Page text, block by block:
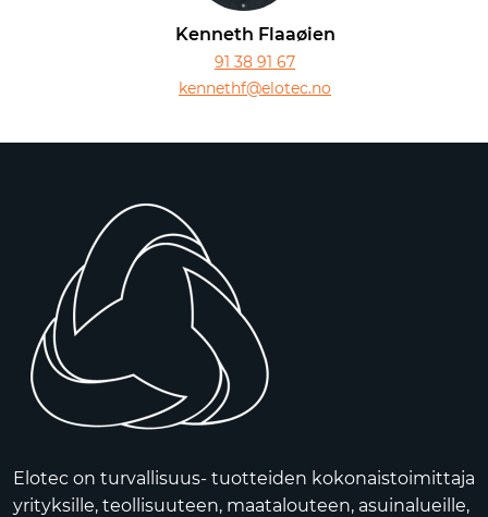
Kenneth Flaaøien
91 38 91 67
kennethf@elotec.no
Elotec on turvallisuus- tuotteiden kokonaistoimittaja
yrityksille, teollisuuteen, maatalouteen, asuinalueille,